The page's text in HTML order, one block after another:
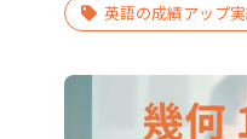
英語の成績アップ